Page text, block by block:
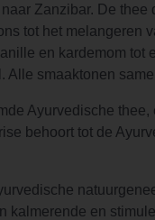
Zanzibar. De
tot het
en kardemom
smaaktonen
Ayurvedische
behoort tot de
kalmerende en